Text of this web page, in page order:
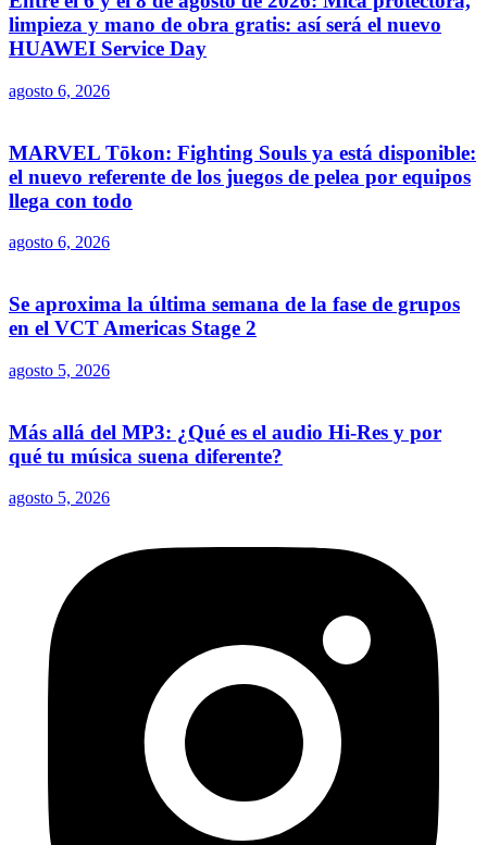
limpieza y mano de obra gratis: así será el nuevo
HUAWEI Service Day
agosto 6, 2026
MARVEL Tōkon: Fighting Souls ya está disponible:
el nuevo referente de los juegos de pelea por equipos
llega con todo
agosto 6, 2026
Se aproxima la última semana de la fase de grupos
en el VCT Americas Stage 2
agosto 5, 2026
Más allá del MP3: ¿Qué es el audio Hi-Res y por
qué tu música suena diferente?
agosto 5, 2026